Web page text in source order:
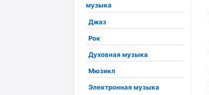
музыка
Джаз
Рок
Духовная музыка
Мюзикл
Электронная музыка